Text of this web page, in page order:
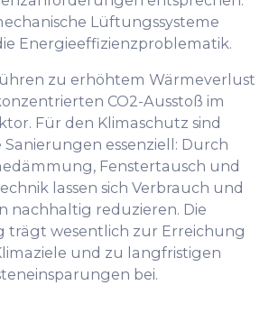
Lüftungssysteme
Energieeffizienzproblematik.
zu erhöhtem Wärmeverlust
CO2-Ausstoß im
Für den Klimaschutz sind
essenziell: Durch
Fenstertausch und
lassen sich Verbrauch und
nachhaltig reduzieren. Die
trägt wesentlich zur Erreichung
und zu langfristigen
bei.